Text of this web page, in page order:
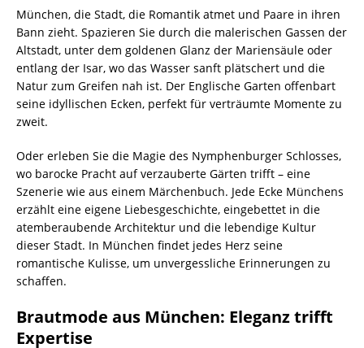
München, die Stadt, die Romantik atmet und Paare in ihren
Bann zieht. Spazieren Sie durch die malerischen Gassen der
Altstadt, unter dem goldenen Glanz der Mariensäule oder
entlang der Isar, wo das Wasser sanft plätschert und die
Natur zum Greifen nah ist. Der Englische Garten offenbart
seine idyllischen Ecken, perfekt für verträumte Momente zu
zweit.
Oder erleben Sie die Magie des Nymphenburger Schlosses,
wo barocke Pracht auf verzauberte Gärten trifft – eine
Szenerie wie aus einem Märchenbuch. Jede Ecke Münchens
erzählt eine eigene Liebesgeschichte, eingebettet in die
atemberaubende Architektur und die lebendige Kultur
dieser Stadt. In München findet jedes Herz seine
romantische Kulisse, um unvergessliche Erinnerungen zu
schaffen.
Brautmode aus München: Eleganz trifft
Expertise